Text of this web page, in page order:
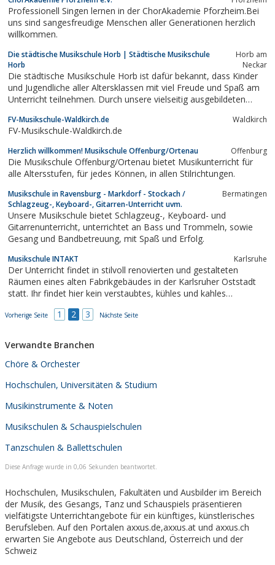
Professionell Singen lernen in der ChorAkademie Pforzheim.Bei
uns sind sangesfreudige Menschen aller Generationen herzlich
willkommen.
Die städtische Musikschule Horb | Städtische Musikschule
Horb
Horb am
Neckar
Die städtische Musikschule Horb ist dafür bekannt, dass Kinder
und Jugendliche aller Altersklassen mit viel Freude und Spaß am
Unterricht teilnehmen. Durch unsere vielseitig ausgebildeten
FV-Musikschule-Waldkirch.de Waldkirch
FV-Musikschule-Waldkirch.de
Herzlich willkommen! Musikschule Offenburg/Ortenau Offenburg
Die Musikschule Offenburg/Ortenau bietet Musikunterricht für
alle Altersstufen, für jedes Können, in allen Stilrichtungen.
Musikschule in Ravensburg - Markdorf - Stockach /
Schlagzeug-, Keyboard-, Gitarren-Unterricht uvm.
Bermatingen
Unsere Musikschule bietet Schlagzeug-, Keyboard- und
Gitarrenunterricht, unterrichtet an Bass und Trommeln, sowie
Gesang und Bandbetreuung, mit Spaß und Erfolg.
Musikschule INTAKT Karlsruhe
Der Unterricht findet in stilvoll renovierten und gestalteten
Räumen eines alten Fabrikgebäudes in der Karlsruher Oststadt
statt. Ihr findet hier kein verstaubtes, kühles und kahles
Vorherige Seite 1 2 3 Nächste Seite
Verwandte Branchen
Chöre & Orchester
Hochschulen, Universitäten & Studium
Musikinstrumente & Noten
Musikschulen & Schauspielschulen
Tanzschulen & Ballettschulen
Diese Anfrage wurde in 0,06 Sekunden beantwortet.
Hochschulen, Musikschulen, Fakultäten und Ausbilder im Bereich
der Musik, des Gesangs, Tanz und Schauspiels präsentieren
vielfätigste Unterrichtangebote für ein künftiges, künstlerisches
Berufsleben. Auf den Portalen axxus.de,axxus.at und axxus.ch
erwarten Sie Angebote aus Deutschland, Österreich und der
Schweiz